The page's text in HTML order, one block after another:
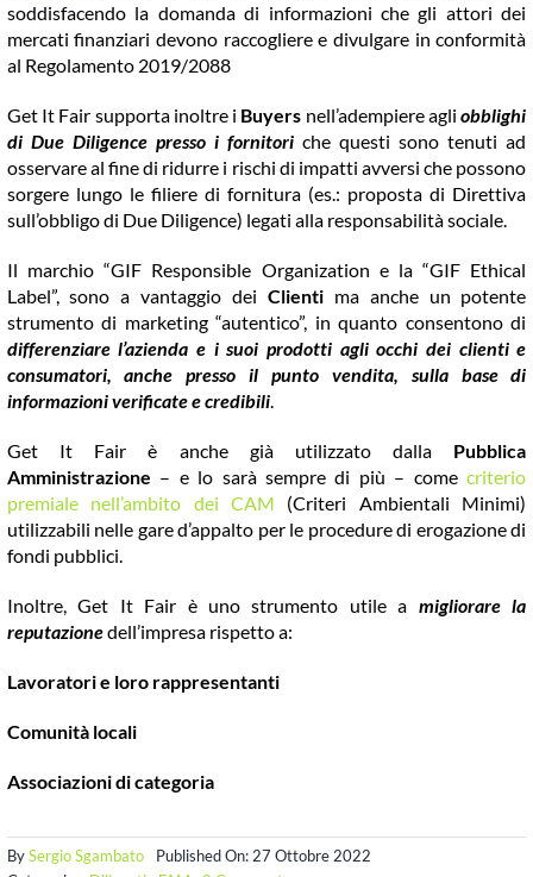
soddisfacendo la domanda di informazioni che gli attori dei
mercati finanziari devono raccogliere e divulgare in conformità
al Regolamento 2019/2088
Get It Fair supporta inoltre i Buyers nell’adempiere agliobblighi
di Due Diligence presso i fornitori che questi sono tenuti ad
osservare al fine di ridurre i rischi di impatti avversi che possono
sorgere lungo le filiere di fornitura (es.: proposta di Direttiva
sull’obbligo di Due Diligence) legati alla responsabilità sociale.
Il marchio “GIF Responsible Organization e la “GIF Ethical
Label”, sono a vantaggio dei Clientima anche un potente
strumento di marketing “autentico”, in quanto consentono di
differenziare l’azienda e i suoi prodotti agli occhi dei clienti e
consumatori, anche presso il punto vendita, sulla base di
informazioni verificate e credibili.
Get It Fair è anche già utilizzato dalla Pubblica
Amministrazione – e lo sarà sempre di più – comecriterio
premiale nell’ambito dei CAM (Criteri Ambientali Minimi)
utilizzabili nelle gare d’appalto per le procedure di erogazione di
fondi pubblici.
Inoltre, Get It Fair è uno strumento utile a migliorare la
reputazionedell’impresa rispetto a:
Lavoratori e loro rappresentanti
Comunità locali
Associazioni di categoria
BySergio Sgambato
Published On: 27 Ottobre 2022